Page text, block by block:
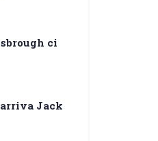
ci
Jack